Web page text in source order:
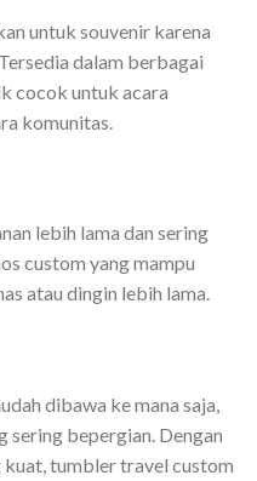
untuk souvenir karena
dalam berbagai
cocok untuk acara
komunitas.
lebih lama dan sering
custom yang mampu
atau dingin lebih lama.
dibawa ke mana saja,
sering bepergian. Dengan
kuat, tumbler travel custom